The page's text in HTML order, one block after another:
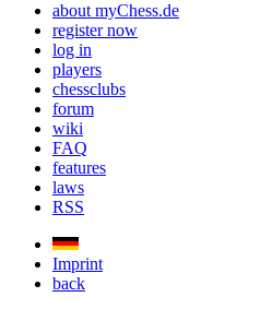
about myChess.de
register now
log in
players
chessclubs
forum
wiki
FAQ
features
laws
RSS
Imprint
back